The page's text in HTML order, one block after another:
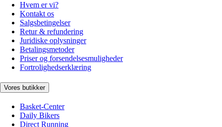
Hvem er vi?
Kontakt os
Salgsbetingelser
Retur & refundering
Juridiske oplysninger
Betalingsmetoder
Priser og forsendelsesmuligheder
Fortrolighedserklæring
Vores butikker
Basket-Center
Daily Bikers
Direct Running